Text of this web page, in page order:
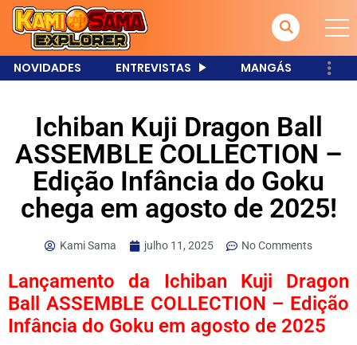
NOVIDADES ENTREVISTAS MANGÁS
Ichiban Kuji Dragon Ball
ASSEMBLE COLLECTION –
Edição Infância do Goku
chega em agosto de 2025!
Kami Sama julho 11, 2025 No Comments
Lançamento da Ichiban Kuji Dragon
Ball ASSEMBLE COLLECTION – Edição
Infância do Goku em agosto de 2025